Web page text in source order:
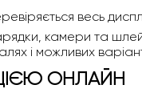
весь
камери та
і можливих
ОНЛАЙН